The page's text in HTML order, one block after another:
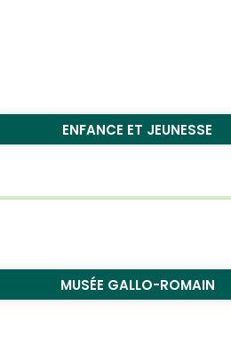
ENFANCE ET JEUNESSE
MUSÉE GALLO-ROMAIN